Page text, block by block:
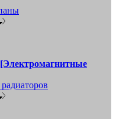
[Электромагнитные